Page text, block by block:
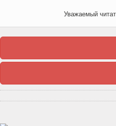
Уважаемый